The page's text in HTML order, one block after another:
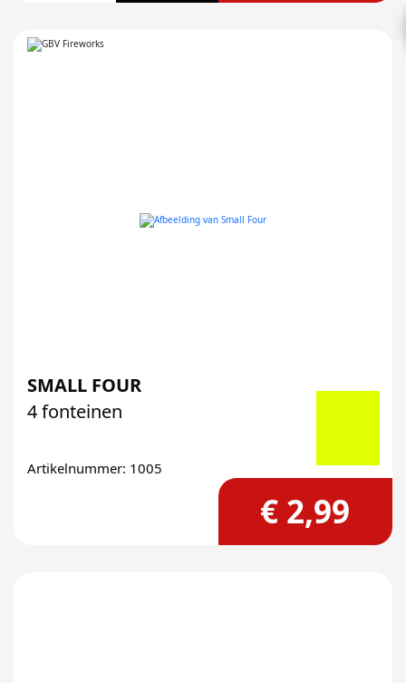
SMALL FOUR
4 fonteinen
Artikelnummer: 1005
€ 2,99